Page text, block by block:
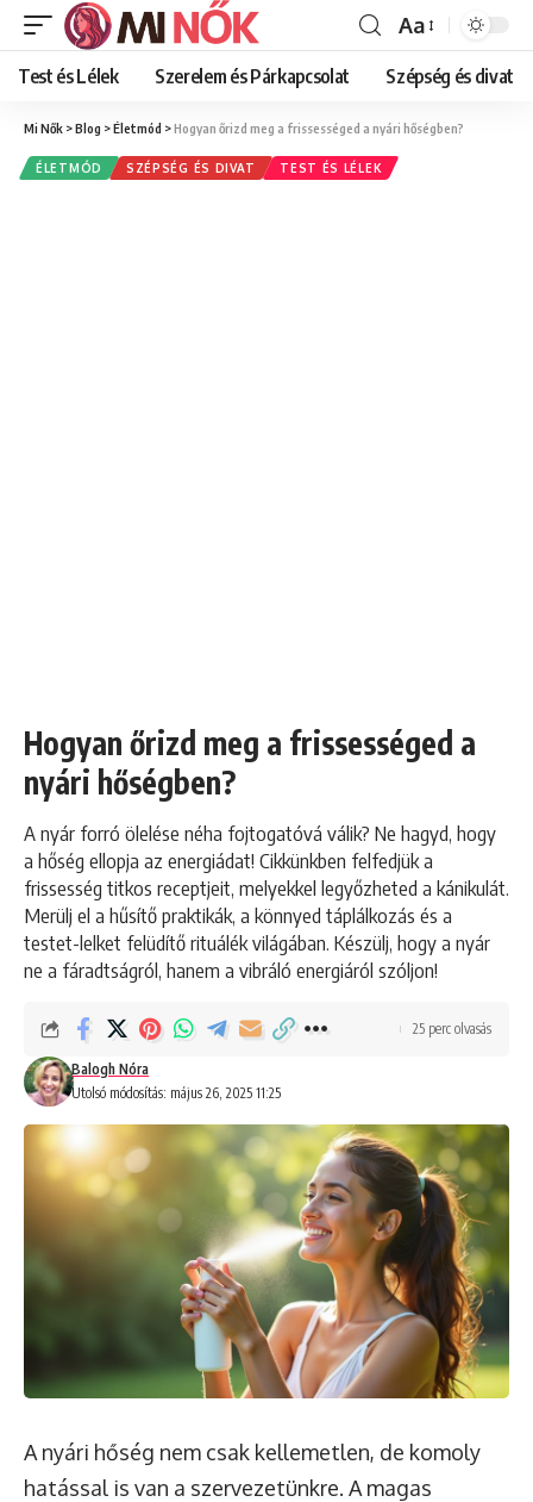
Font
Resizer
Aa
Test és Lélek Szerelem és Párkapcsolat Szépség és divat
Mi Nők >Blog >Életmód >Hogyan őrizd meg a frissességed a nyári hőségben?
ÉLETMÓD SZÉPSÉG ÉS DIVAT TEST ÉS LÉLEK
Hogyan őrizd meg a frissességed a
nyári hőségben?
A nyár forró ölelése néha fojtogatóvá válik? Ne hagyd, hogy
a hőség ellopja az energiádat! Cikkünkben felfedjük a
frissesség titkos receptjeit, melyekkel legyőzheted a kánikulát.
Merülj el a hűsítő praktikák, a könnyed táplálkozás és a
testet-lelket felüdítő rituálék világában. Készülj, hogy a nyár
ne a fáradtságról, hanem a vibráló energiáról szóljon!
Utolsó módosítás: május 26, 2025 11:25
Balogh Nóra
25 perc olvasás
A nyári hőség nem csak kellemetlen, de komoly
hatással is van a szervezetünkre. A magas